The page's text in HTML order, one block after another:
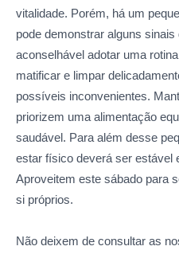
vitalidade. Porém, há um
pode demonstrar alguns
aconselhável adotar uma
matificar e limpar
possíveis inconvenientes.
priorizem uma alimentação
saudável. Para além desse
estar físico deverá ser estável
Aproveitem este sábado para
si próprios.
Não deixem de consultar as